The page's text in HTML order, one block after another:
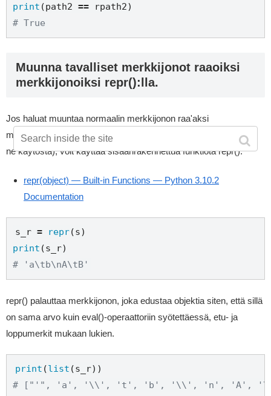
print (path2 ==
# True
Muunna tavalliset merkkijonot raaoiksi
merkkijonoiksi repr():lla.
Jos haluat muuntaa normaalin merkkijonon raa'aksi
merkkijonoksi jättämällä pakosekvenssit huomiotta (poistamalla
ne käytöstä), voit käyttää sisäänrakennettua funktiota repr().
repr(object) — Built-in Functions — Python 3.10.2
Documentation
s_r = repr
print
# 'a\tb\nA\tB'
repr() palauttaa merkkijonon, joka edustaa objektia siten, että sillä
on sama arvo kuin eval()-operaattoriin syötettäessä, etu- ja
loppumerkit mukaan lukien.
print (list
# ["'", 'a', '\\', 't', 'b', '\\', 'n', 'A',